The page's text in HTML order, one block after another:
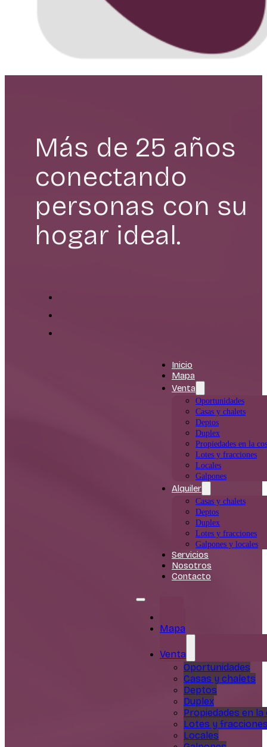
Más de 25 años
conectando
personas con su
hogar ideal.
Inicio
Mapa
Venta
Oportunidades
Casas y chalets
Deptos
Duplex
Propiedades en la
Lotes y fracciones
Locales
Galpones
Alquiler
Casas y chalets
Deptos
Duplex
Lotes y fracciones
Galpones y locales
Servicios
Nosotros
Contacto
Mapa
Venta
Oportunidades
Casas y chalets
Deptos
Duplex
Propiedades en
Lotes y
Locales